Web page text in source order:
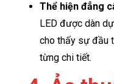
Thể hiện đẳng
LED được dàn
cho thấy sự đầu
từng chi tiết.